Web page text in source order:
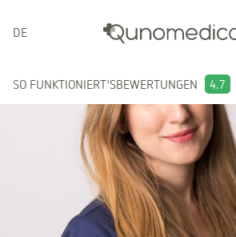
DEUTSCH
SO FUNKTIONIERT'SBEWERTUNGEN 4.7